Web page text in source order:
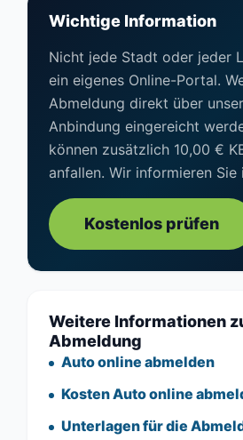
Wichtige Information
Nicht jede Stadt oder jeder
ein eigenes Online-Portal.
Abmeldung direkt über
Anbindung eingereicht
können zusätzlich 10,00 €
anfallen. Wir informieren Sie
Kostenlos prüfen
Weitere Informationen
Abmeldung
Auto online abmelden
Kosten Auto online
Unterlagen für die